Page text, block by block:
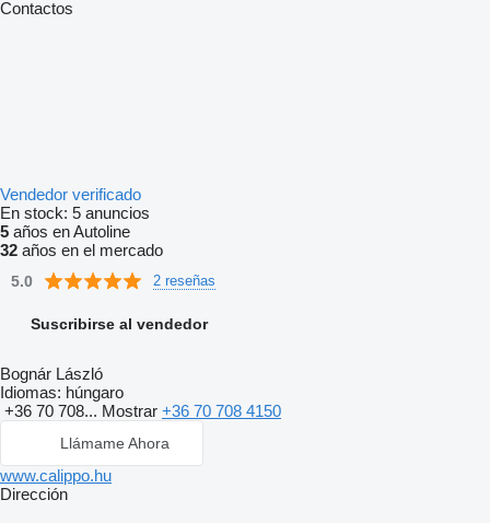
Contactos
Vendedor verificado
En stock: 5 anuncios
5 años en Autoline
32 años en el mercado
5.0 2 reseñas
Suscribirse al vendedor
Bognár László
Idiomas: húngaro
+36 70 708... Mostrar +36 70 708 4150
Llámame Ahora
www.calippo.hu
Dirección